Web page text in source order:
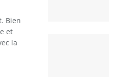
Bien
et
la